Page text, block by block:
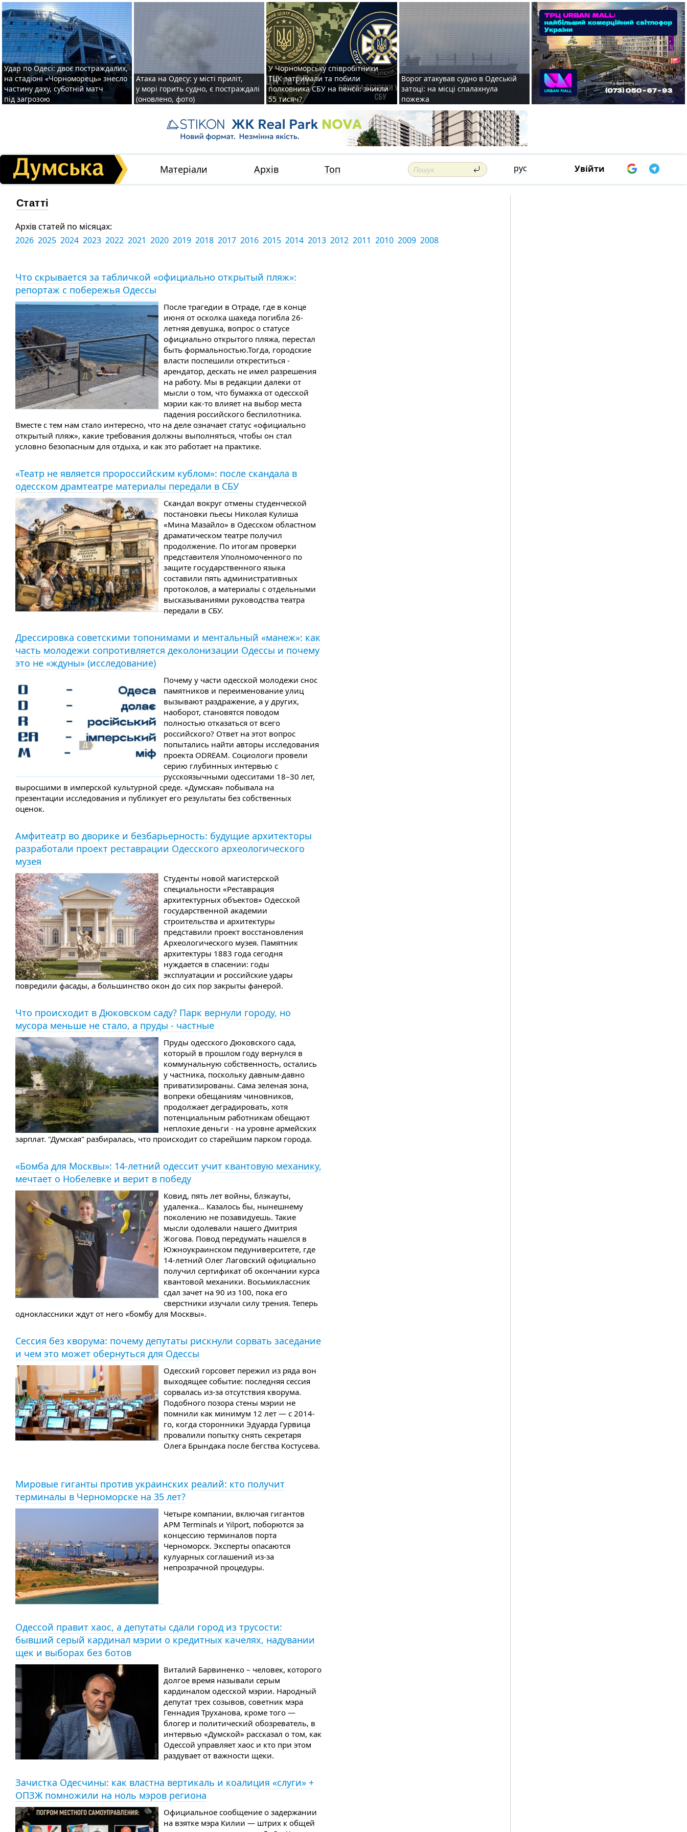
Удар по Одесі: двоє постраждалих,
на стадіоні «Чорноморець» знесло
частину даху, суботній матч
під загрозою
Атака на Одесу: у місті приліт,
у морі горить судно, є постраждалі
(оновлено, фото)
У Чорноморську співробітники
ТЦК затримали та побили
полковника СБУ на пенсії: зникли
55 тисяч?
Ворог атакував судно в Одеській
затоці: на місці спалахнула
пожежа
Матеріали Архів Топ рус Увійти
Статті
Архів статей по місяцах:
2026 2025 2024 2023 2022 2021 2020 2019 2018 2017 2016 2015 2014 2013 2012 2011 2010 2009 2008
Что скрывается за табличкой «официально открытый пляж»:
репортаж с побережья Одессы
После трагедии в Отраде, где в конце
июня от осколка шахеда погибла 26-
летняя девушка, вопрос о статусе
официально открытого пляжа, перестал
быть формальностью.Тогда, городские
власти поспешили откреститься -
арендатор, дескать не имел разрешения
на работу. Мы в редакции далеки от
мысли о том, что бумажка от одесской
мэрии как-то влияет на выбор места
падения российского беспилотника.
Вместе с тем нам стало интересно, что на деле означает статус «официально
открытый пляж», какие требования должны выполняться, чтобы он стал
условно безопасным для отдыха, и как это работает на практике.
«Театр не является пророссийским кублом»: после скандала в
одесском драмтеатре материалы передали в СБУ
Скандал вокруг отмены студенческой
постановки пьесы Николая Кулиша
«Мина Мазайло» в Одесском областном
драматическом театре получил
продолжение. По итогам проверки
представителя Уполномоченного по
защите государственного языка
составили пять административных
протоколов, а материалы с отдельными
высказываниями руководства театра
передали в СБУ.
Дрессировка советскими топонимами и ментальный «манеж»: как
часть молодежи сопротивляется деколонизации Одессы и почему
это не «ждуны» (исследование)
Почему у части одесской молодежи снос
памятников и переименование улиц
вызывают раздражение, а у других,
наоборот, становятся поводом
полностью отказаться от всего
российского? Ответ на этот вопрос
попытались найти авторы исследования
проекта ODREAM. Социологи провели
серию глубинных интервью с
русскоязычными одесситами 18–30 лет,
выросшими в имперской культурной среде. «Думская» побывала на
презентации исследования и публикует его результаты без собственных
оценок.
Амфитеатр во дворике и безбарьерность: будущие архитекторы
разработали проект реставрации Одесского археологического
музея
Студенты новой магистерской
специальности «Реставрация
архитектурных объектов» Одесской
государственной академии
строительства и архитектуры
представили проект восстановления
Археологического музея. Памятник
архитектуры 1883 года сегодня
нуждается в спасении: годы
эксплуатации и российские удары
повредили фасады, а большинство окон до сих пор закрыты фанерой.
Что происходит в Дюковском саду? Парк вернули городу, но
мусора меньше не стало, а пруды - частные
Пруды одесского Дюковского сада,
который в прошлом году вернулся в
коммунальную собственность, остались
у частника, поскольку давным-давно
приватизированы. Сама зеленая зона,
вопреки обещаниям чиновников,
продолжает деградировать, хотя
потенциальным работникам обещают
неплохие деньги - на уровне армейских
зарплат. "Думская" разбиралась, что происходит со старейшим парком города.
«Бомба для Москвы»: 14-летний одессит учит квантовую механику,
мечтает о Нобелевке и верит в победу
Ковид, пять лет войны, блэкауты,
удаленка… Казалось бы, нынешнему
поколению не позавидуешь. Такие
мысли одолевали нашего Дмитрия
Жогова. Повод передумать нашелся в
Южноукраинском педуниверситете, где
14-летний Олег Лаговский официально
получил сертификат об окончании курса
квантовой механики. Восьмиклассник
сдал зачет на 90 из 100, пока его
сверстники изучали силу трения. Теперь
одноклассники ждут от него «бомбу для Москвы».
Сессия без кворума: почему депутаты рискнули сорвать заседание
и чем это может обернуться для Одессы
Одесский горсовет пережил из ряда вон
выходящее событие: последняя сессия
сорвалась из-за отсутствия кворума.
Подобного позора стены мэрии не
помнили как минимум 12 лет — с 2014-
го, когда сторонники Эдуарда Гурвица
провалили попытку снять секретаря
Олега Брындака после бегства Костусева.
Мировые гиганты против украинских реалий: кто получит
терминалы в Черноморске на 35 лет?
Четыре компании, включая гигантов
APM Terminals и Yilport, поборются за
концессию терминалов порта
Черноморск. Эксперты опасаются
кулуарных соглашений из-за
непрозрачной процедуры.
Одессой правит хаос, а депутаты сдали город из трусости:
бывший серый кардинал мэрии о кредитных качелях, надувании
щек и выборах без ботов
Виталий Барвиненко – человек, которого
долгое время называли серым
кардиналом одесской мэрии. Народный
депутат трех созывов, советник мэра
Геннадия Труханова, кроме того —
блогер и политический обозреватель, в
интервью «Думской» рассказал о том, как
Одессой управляет хаос и кто при этом
раздувает от важности щеки.
Зачистка Одесчины: как властна вертикаль и коалиция «слуги» +
ОПЗЖ помножили на ноль мэров региона
Официальное сообщение о задержании
на взятке мэра Килии — штрих к общей